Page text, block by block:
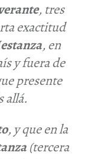
, tres
exactitud
, en
y fuera de
presente
allá.
, y que en la
(tercera